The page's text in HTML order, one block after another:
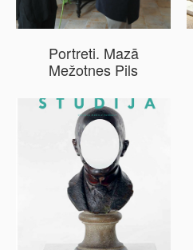
Portreti. Mazā
Mežotnes Pils